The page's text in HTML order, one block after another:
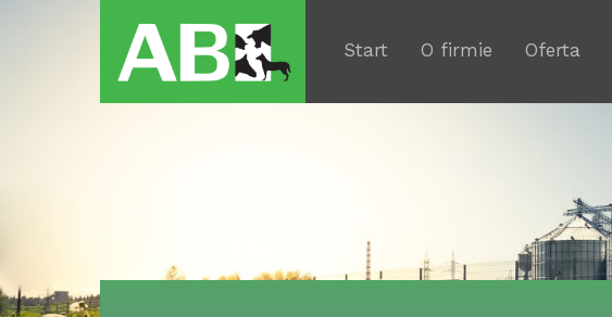
Start O firmie Oferta